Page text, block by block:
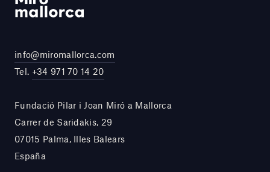
info@miromallorca.com
Tel. +34 971 70 14 20
Fundació Pilar i Joan Miró a Mallorca
Carrer de Saridakis, 29
07015 Palma, Illes Balears
España